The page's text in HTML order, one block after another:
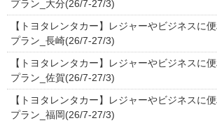
プラン_大分(26/7-27/3)
【トヨタレンタカー】レジャーやビジネスに
プラン_長崎(26/7-27/3)
【トヨタレンタカー】レジャーやビジネスに
プラン_佐賀(26/7-27/3)
【トヨタレンタカー】レジャーやビジネスに
プラン_福岡(26/7-27/3)